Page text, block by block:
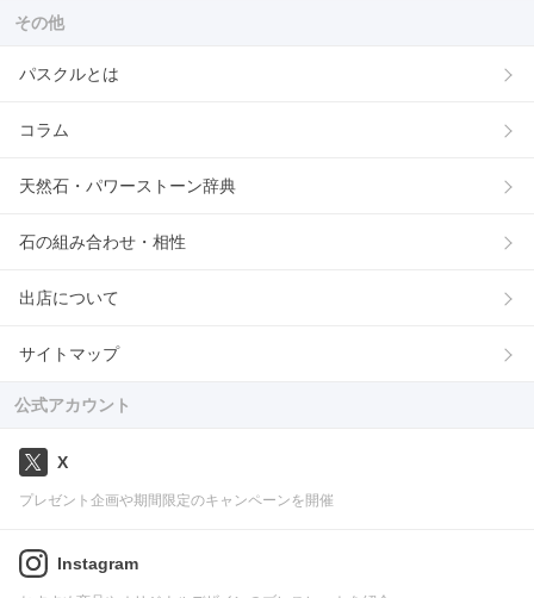
その他
パスクルとは
コラム
天然石・パワーストーン辞典
石の組み合わせ・相性
出店について
サイトマップ
公式アカウント
X
プレゼント企画や期間限定のキャンペーンを開催
Instagram